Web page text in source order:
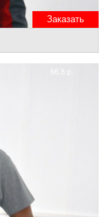
Заказать
66.8 р.